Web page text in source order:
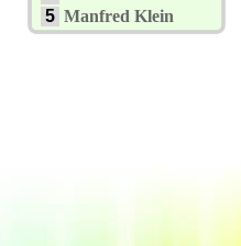
5 Manfred Klein